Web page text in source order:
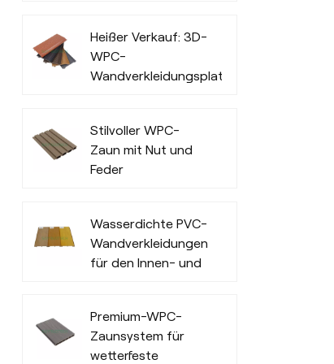
Verbundmaterial
Heißer Verkauf: 3D-
WPC-
Wandverkleidungsplatten
Büros
Stilvoller WPC-
Zaun mit Nut und
Feder
Wasserdichte PVC-
Wandverkleidungen
für den Innen- und
Premium-WPC-
Zaunsystem für
wetterfeste